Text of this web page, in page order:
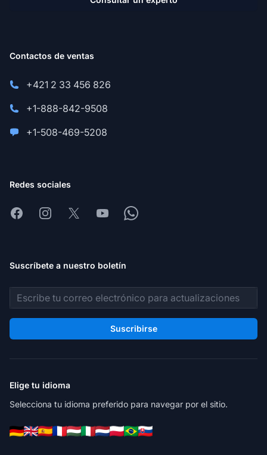
Contactos de ventas
+421 2 33 456 826
+1-888-842-9508
+1-508-469-5208
Redes sociales
FacebookInstagram
X YoutubeWhatsapp
Suscríbete a nuestro boletín
Dirección de correo electrónico
Suscribirse
Elige tu idioma
Selecciona tu idioma preferido para navegar por el sitio.